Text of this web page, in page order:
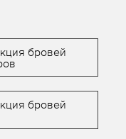
бровей
бровей